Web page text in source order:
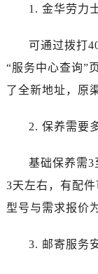
1. 金华劳力
可通过拨打
“服务中心查询”
了全新地址，原
2. 保养需要
基础保养需3
3天左右，有配
型号与需求报价
3. 邮寄服务